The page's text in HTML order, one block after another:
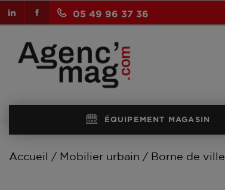
05 49 96 37 36
Facebook
LinkedIn
ÉQUIPEMENT MAGASIN
Accueil Mobilier urbain Borne de ville